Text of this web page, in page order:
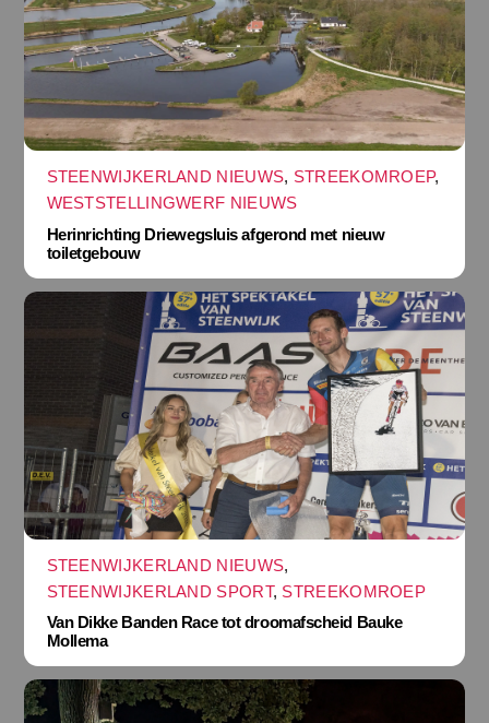
STEENWIJKERLAND NIEUWS, STREEKOMROEP,
WESTSTELLINGWERF NIEUWS
Herinrichting Driewegsluis afgerond met nieuw
toiletgebouw
STEENWIJKERLAND NIEUWS,
STEENWIJKERLAND SPORT, STREEKOMROEP
Van Dikke Banden Race tot droomafscheid Bauke
Mollema